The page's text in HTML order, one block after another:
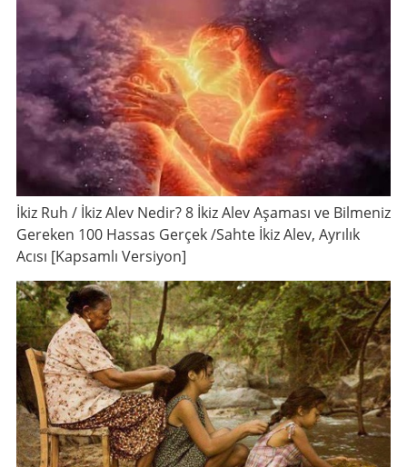
İkiz Ruh / İkiz Alev Nedir? 8 İkiz Alev Aşaması ve Bilmeniz
Gereken 100 Hassas Gerçek /Sahte İkiz Alev, Ayrılık
Acısı [Kapsamlı Versiyon]